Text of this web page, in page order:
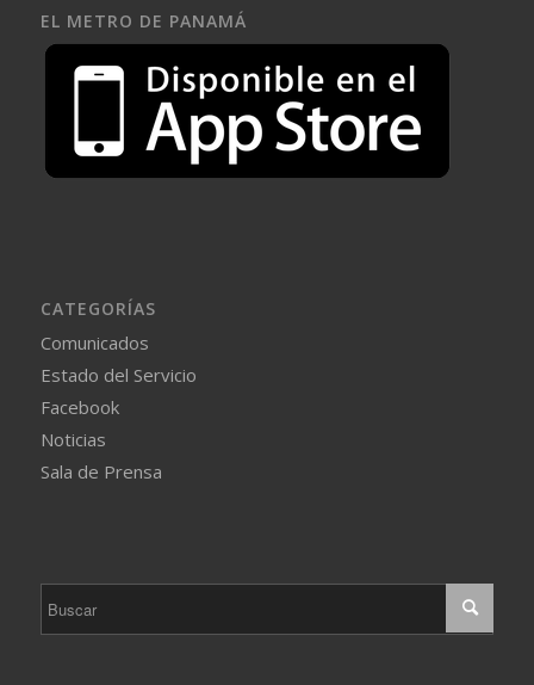
EL METRO DE PANAMÁ
CATEGORÍAS
Comunicados
Estado del Servicio
Facebook
Noticias
Sala de Prensa